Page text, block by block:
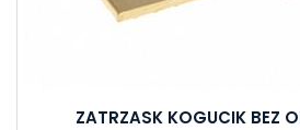
ZATRZASK KOGUCIK BEZ